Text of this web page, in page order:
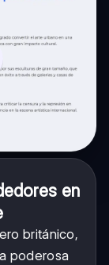
en
británico,
poderosa